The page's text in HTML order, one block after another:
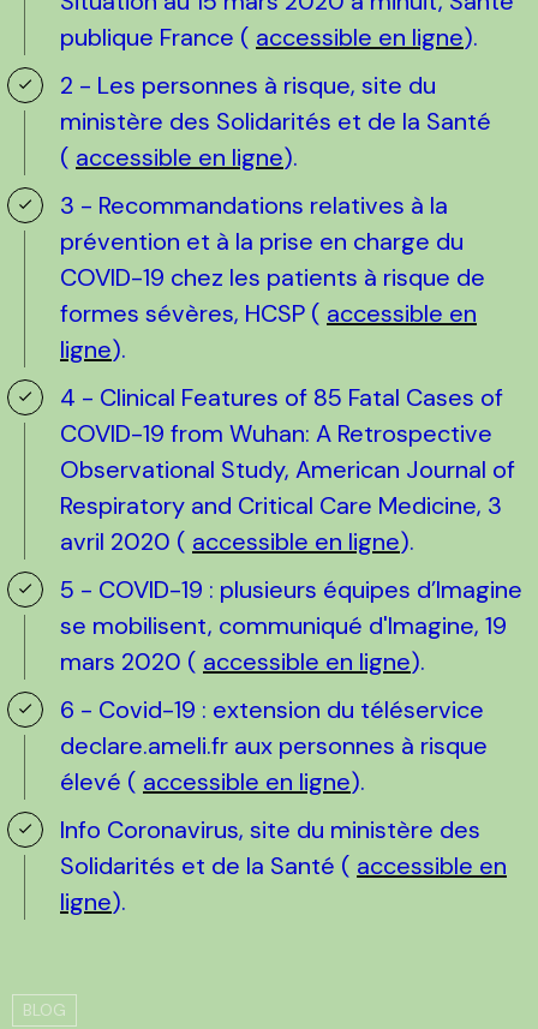
publique France ( accessible en ligne).
2 - Les personnes à risque, site du
ministère des Solidarités et de la Santé
( accessible en ligne).
3 - Recommandations relatives à la
prévention et à la prise en charge du
COVID-19 chez les patients à risque de
formes sévères, HCSP ( accessible en
ligne).
4 - Clinical Features of 85 Fatal Cases of
COVID-19 from Wuhan: A Retrospective
Observational Study, American Journal of
Respiratory and Critical Care Medicine, 3
avril 2020 ( accessible en ligne).
5 - COVID-19 : plusieurs équipes d’Imagine
se mobilisent, communiqué d'Imagine, 19
mars 2020 ( accessible en ligne).
6 - Covid-19 : extension du téléservice
declare.ameli.fr aux personnes à risque
élevé ( accessible en ligne).
Info Coronavirus, site du ministère des
Solidarités et de la Santé ( accessible en
ligne).
BLOG